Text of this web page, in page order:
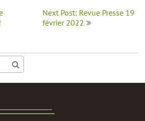
Next Post: Revue Presse 19
février 2022